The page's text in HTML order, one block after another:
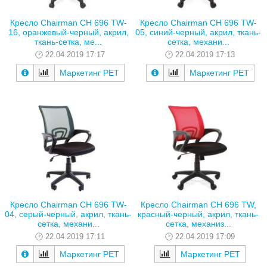
Кресло Chairman CH 696 TW-
16, оранжевый-черный, акрил,
ткань-сетка, ме...
22.04.2019 17:17
Маркетинг РЕТ
Кресло Chairman CH 696 TW-
05, синий-черный, акрил, ткань-
сетка, механи...
22.04.2019 17:13
Маркетинг РЕТ
Кресло Chairman CH 696 TW-
04, серый-черный, акрил, ткань-
сетка, механи...
22.04.2019 17:11
Маркетинг РЕТ
Кресло Chairman CH 696 TW,
красный-черный, акрил, ткань-
сетка, механиз...
22.04.2019 17:09
Маркетинг РЕТ